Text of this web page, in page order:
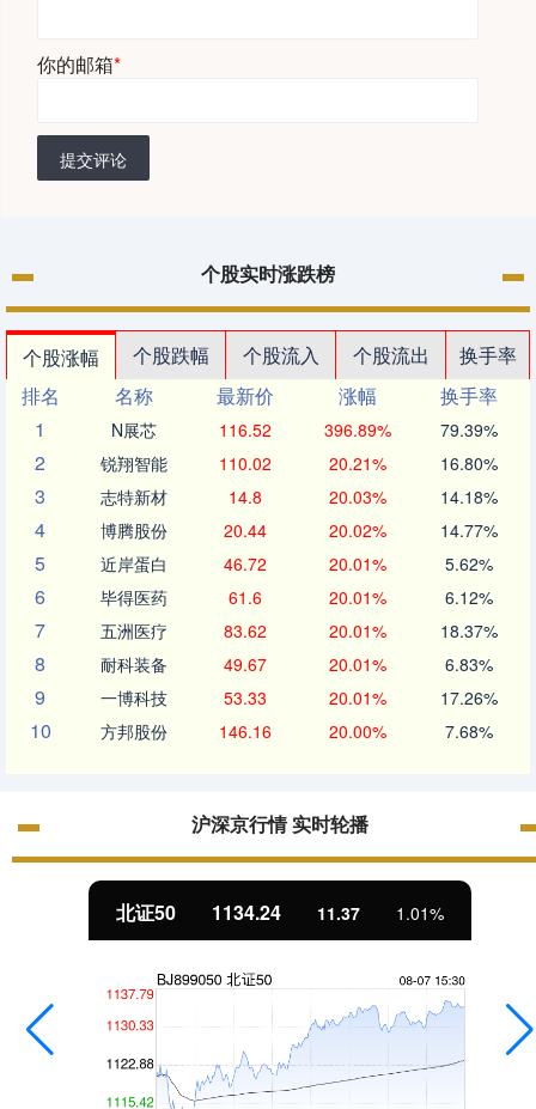
你的邮箱*
提交评论
个股实时涨跌榜
个股涨幅 个股跌幅 个股流入 个股流出
换手率
排名
名称 最新价 涨幅
换手率
1
N展芯 116.52 396.89% 79.39%
2 锐翔智能 110.02 20.21% 16.80%
3 志特新材 14.8 20.03% 14.18%
4 博腾股份 20.44 20.02% 14.77%
5 近岸蛋白 46.72 20.01% 5.62%
6 毕得医药 61.6 20.01% 6.12%
7 五洲医疗 83.62 20.01% 18.37%
8 耐科装备 49.67 20.01% 6.83%
9 一博科技 53.33 20.01% 17.26%
10 方邦股份 146.16 20.00% 7.68%
沪深京行情 实时轮播
北证50 1134.24 11.37 1.01%